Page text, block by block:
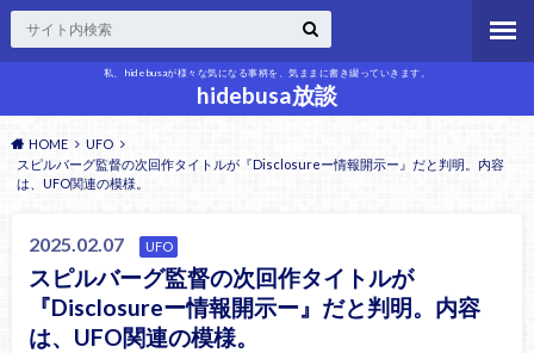
私、hidebusaが様々な気になる事柄を、気ままに書き綴っていきます。
hidebusa放談
HOME
UFO
スピルバーグ監督の次回作タイトルが『Disclosureー情報開示ー』だと判明。内容
は、UFO関連の模様。
2025.02.07 UFO
スピルバーグ監督の次回作タイトルが
『Disclosureー情報開示ー』だと判明。内容
は、UFO関連の模様。